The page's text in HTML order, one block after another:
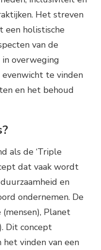
Het streven
een holistische
van de
in overweging
te vinden
en het behoud
als de ‘Triple
dat vaak wordt
en
ondernemen. De
(mensen), Planet
Dit concept
vinden van een